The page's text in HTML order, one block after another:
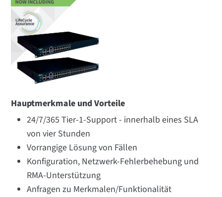
Hauptmerkmale und Vorteile
24/7/365 Tier-1-Support - innerhalb eines SLA
von vier Stunden
Vorrangige Lösung von Fällen
Konfiguration, Netzwerk-Fehlerbehebung und
RMA-Unterstützung
Anfragen zu Merkmalen/Funktionalität